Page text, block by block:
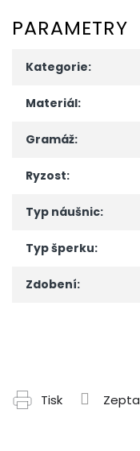
PARAMETRY
Kategorie:
Materiál:
Gramáž:
Ryzost:
Typ náušnic:
Typ šperku:
Zdobení:
Tisk